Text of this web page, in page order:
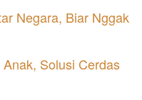
Negara, Biar Nggak
Solusi Cerdas